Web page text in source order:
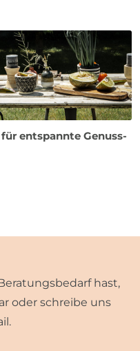
entspannte Genuss-
hast,
oder schreibe uns